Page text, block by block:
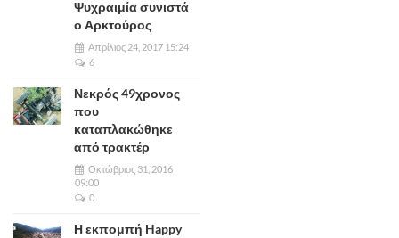
Ψυχραιμία συνιστά
ο Αρκτούρος
Απρίλιος 24, 2017 15:24
6
Νεκρός 49χρονος
που
καταπλακώθηκε
από τρακτέρ
Οκτώβριος 31, 2016
09:00
0
Η εκπομπή Happy